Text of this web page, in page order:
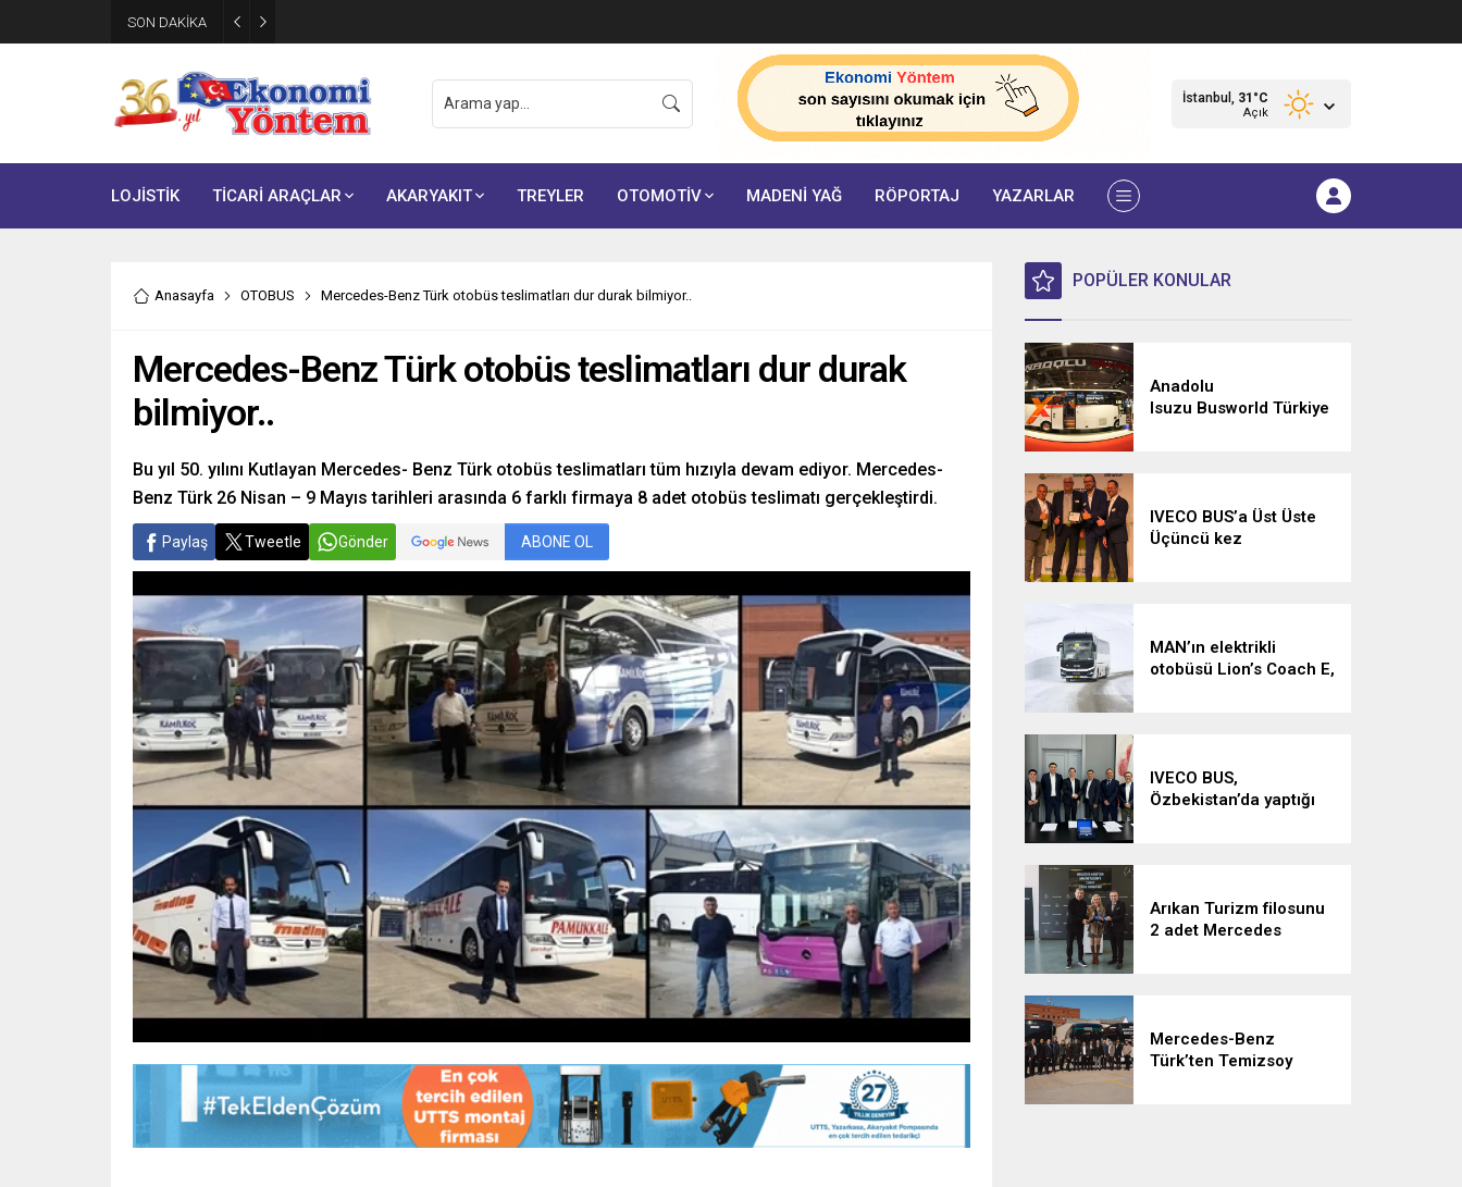
SON DAKİKA
İstanbul, 31 °C
Açık
LOJİSTİK TİCARİ ARAÇLAR AKARYAKIT TREYLER OTOMOTİV MADENİ YAĞ RÖPORTAJ YAZARLAR
Anasayfa OTOBUS Mercedes-Benz Türk otobüs teslimatları dur durak bilmiyor..
Mercedes-Benz Türk otobüs teslimatları dur durak
bilmiyor..
Bu yıl 50. yılını Kutlayan Mercedes- Benz Türk otobüs teslimatları tüm hızıyla devam ediyor. Mercedes-
Benz Türk 26 Nisan – 9 Mayıs tarihleri arasında 6 farklı firmaya 8 adet otobüs teslimatı gerçekleştirdi.
Paylaş Tweetle Gönder ABONE OL
POPÜLER KONULAR
Anadolu
Isuzu Busworld Türkiye
IVECO BUS’a Üst Üste
Üçüncü kez
MAN’ın elektrikli
otobüsü Lion’s Coach E,
IVECO BUS,
Özbekistan’da yaptığı
Arıkan Turizm filosunu
2 adet Mercedes
Mercedes-Benz
Türk’ten Temizsoy